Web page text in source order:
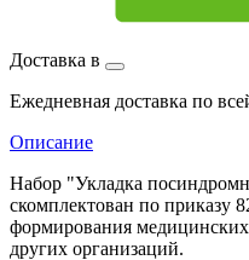
Доставка в
Ежедневная доставка по
Описание
Набор "Укладка
скомплектован по приказу
формирования
других организаций.